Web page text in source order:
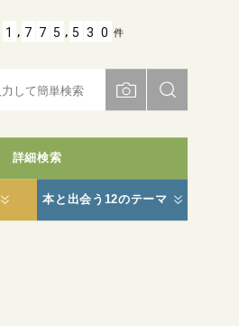
詳細検索
本と出会う12のテーマ
1 , 7 7 5 , 5 3 0 件